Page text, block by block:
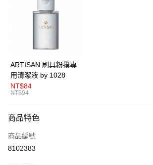
全盈+PAY
AFTEE先享後付
【關於「AFTEE先享後付」】
便利好安心！
１．簡單：不需註冊會員、不需綁卡、不需儲值。
運送方式
ARTISAN 刷具粉撲專
用清潔液 by 1028
NT$84
NT$94
商品特色
商品編號
8102383